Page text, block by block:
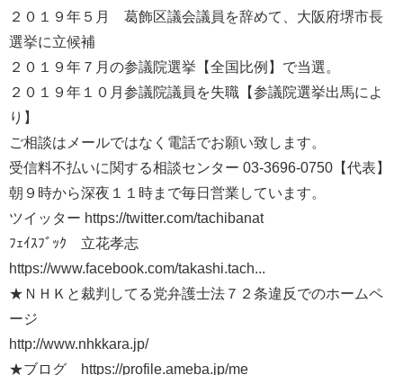
２０１９年５月 葛飾区議会議員を辞めて、大阪府堺市長
選挙に立候補
２０１９年７月の参議院選挙【全国比例】で当選。
２０１９年１０月参議院議員を失職【参議院選挙出馬によ
り】
ご相談はメールではなく電話でお願い致します。
受信料不払いに関する相談センター 03-3696-0750【代表】
朝９時から深夜１１時まで毎日営業しています。
ツイッター https://twitter.com/tachibanat
ﾌｪｲｽﾌﾞｯｸ 立花孝志
https://www.facebook.com/takashi.tach...
★ＮＨＫと裁判してる党弁護士法７２条違反でのホームペ
ージ
http://www.nhkkara.jp/
★ブログ https://profile.ameba.jp/me